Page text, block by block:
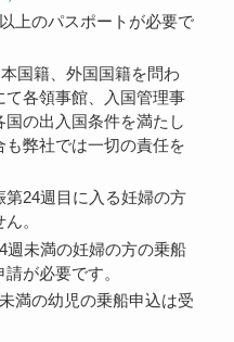
上のパスポートが必要で
国籍、外国国籍を問わ
各領事館、入国管理事
の出入国条件を満たし
弊社では一切の責任を
第24週目に入る妊婦の方
。
週未満の妊婦の方の乗船
が必要です。
満の幼児の乗船申込は受